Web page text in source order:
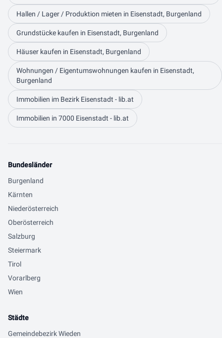
Hallen / Lager / Produktion mieten in Eisenstadt, Burgenland
Grundstücke kaufen in Eisenstadt, Burgenland
Häuser kaufen in Eisenstadt, Burgenland
Wohnungen / Eigentumswohnungen kaufen in Eisenstadt,
Burgenland
Immobilien im Bezirk Eisenstadt - lib.at
Immobilien in 7000 Eisenstadt - lib.at
Bundesländer
Burgenland
Kärnten
Niederösterreich
Oberösterreich
Salzburg
Steiermark
Tirol
Vorarlberg
Wien
Städte
Gemeindebezirk Wieden